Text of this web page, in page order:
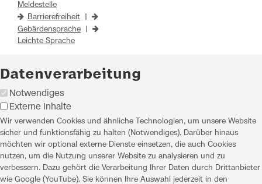
Meldestelle
Barrierefreiheit
Gebärdensprache
Leichte Sprache
Datenverarbeitung
Notwendiges
Externe Inhalte
Wir verwenden Cookies und ähnliche Technologien, um unsere Website
sicher und funktionsfähig zu halten (Notwendiges). Darüber hinaus
möchten wir optional externe Dienste einsetzen, die auch Cookies
nutzen, um die Nutzung unserer Website zu analysieren und zu
verbessern. Dazu gehört die Verarbeitung Ihrer Daten durch Drittanbieter
wie Google (YouTube). Sie können Ihre Auswahl jederzeit in den